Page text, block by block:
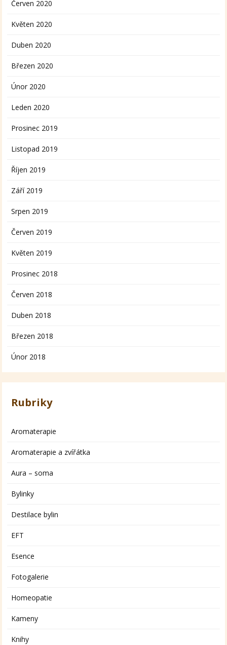
Červen 2020
Květen 2020
Duben 2020
Březen 2020
Únor 2020
Leden 2020
Prosinec 2019
Listopad 2019
Říjen 2019
Září 2019
Srpen 2019
Červen 2019
Květen 2019
Prosinec 2018
Červen 2018
Duben 2018
Březen 2018
Únor 2018
Rubriky
Aromaterapie
Aromaterapie a zvířátka
Aura – soma
Bylinky
Destilace bylin
EFT
Esence
Fotogalerie
Homeopatie
Kameny
Knihy